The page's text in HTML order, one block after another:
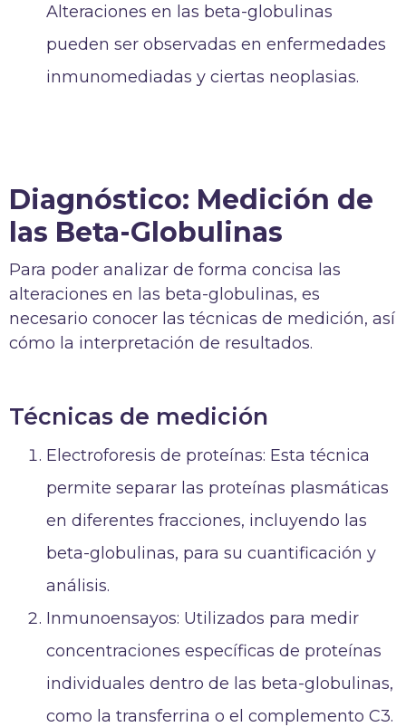
Alteraciones en las beta-globulinas
pueden ser observadas en enfermedades
inmunomediadas y ciertas neoplasias.
Diagnóstico: Medición de
las Beta-Globulinas
Para poder analizar de forma concisa las
alteraciones en las beta-globulinas, es
necesario conocer las técnicas de medición, así
cómo la interpretación de resultados.
Técnicas de medición
Electroforesis de proteínas: Esta técnica
permite separar las proteínas plasmáticas
en diferentes fracciones, incluyendo las
beta-globulinas, para su cuantificación y
análisis.
Inmunoensayos: Utilizados para medir
concentraciones específicas de proteínas
individuales dentro de las beta-globulinas,
como la transferrina o el complemento C3.